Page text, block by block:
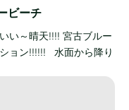
ビーチ
い～晴天!!!! 宮古ブルー
ョン!!!!!! 水面から降り